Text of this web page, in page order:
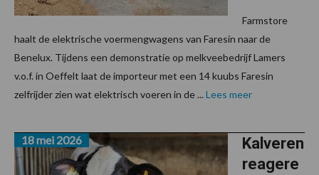
Farmstore
haalt de elektrische voermengwagens van Faresin naar de
Benelux. Tijdens een demonstratie op melkveebedrijf Lamers
v.o.f. in Oeffelt laat de importeur met een 14 kuubs Faresin
zelfrijder zien wat elektrisch voeren in de ... Lees meer
Kalveren
reagere
18 mei 2026